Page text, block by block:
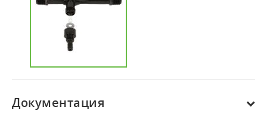
Документация